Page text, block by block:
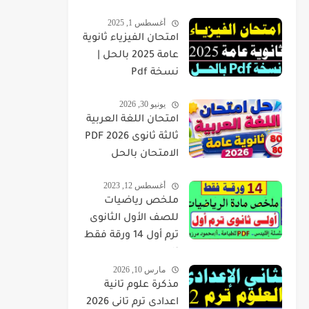
أغسطس 1, 2025
امتحان الفيزياء ثانوية
عامة 2025 بالحل |
نسخة Pdf
يونيو 30, 2026
امتحان اللغة العربية
ثالثة ثانوى 2026 PDF
الامتحان بالحل
أغسطس 12, 2023
ملخص رياضيات
للصف الأول الثانوى
ترم أول 14 ورقة فقط
مارس 10, 2026
مذكرة علوم تانية
اعدادى ترم تانى 2026